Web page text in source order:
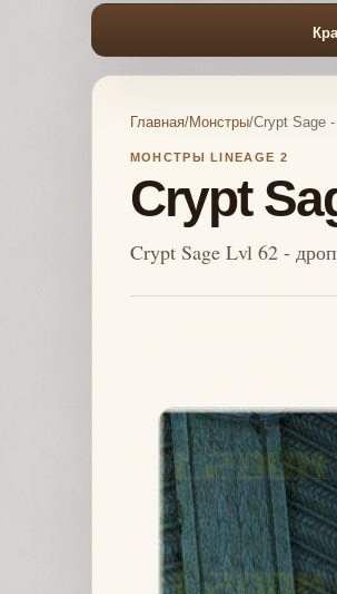
Главная/Монстры/Crypt Sage
МОНСТРЫ LINEAGE 2
Crypt
Crypt Sage Lvl 62 -